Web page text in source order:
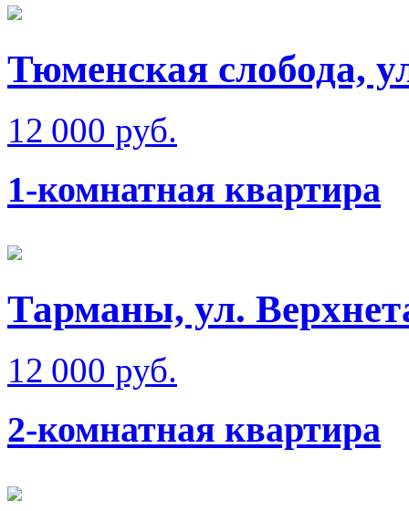
Тюменская слобода,
12 000 руб.
1-комнатная квартира
Тарманы, ул.
12 000 руб.
2-комнатная квартира